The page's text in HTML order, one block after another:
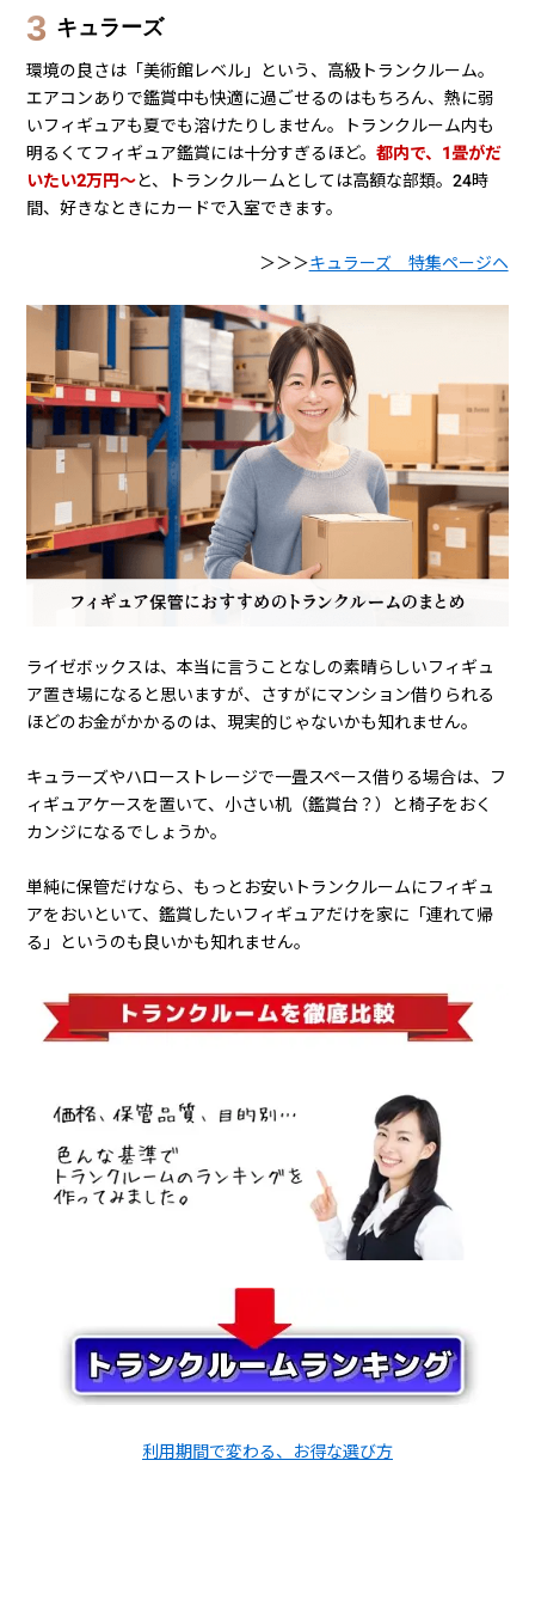
ハローストレージ（屋内タイプ）
まあまあキレイなトランクルーム。フィギュアを飾って、好き
なときに眺められる場所としてはまあまあ許せる範囲かと思い
ます。屋外タイプはカビや熱で溶ける原因になるので厳禁。魅
力は、すごいペースで店舗が増えているので、比較的空き部屋が
都内で１畳だいたい１万円くらいで借りられるので、財布にや
＞＞＞ハローストレージ 特集ページへ
キュラーズ
環境の良さは「美術館レベル」という、高級トランクルーム。
エアコンありで鑑賞中も快適に過ごせるのはもちろん、熱に弱
いフィギュアも夏でも溶けたりしません。トランクルーム内も
明るくてフィギュア鑑賞には十分すぎるほど。
都内で、1畳がだ
いたい2万円～
と、トランクルームとしては高額な部類。24時
間、好きなときにカードで入室できます。
＞＞＞ キュラーズ 特集ページヘ
ほどのお金がかかるのは、現実的じゃないかも知れません。
キュラーズやハローストレージで一畳スペース借りる場合は、フ
ィギュアケースを置いて、小さい机（鑑賞台？）と椅子をおく
る」というのも良いかも知れません。